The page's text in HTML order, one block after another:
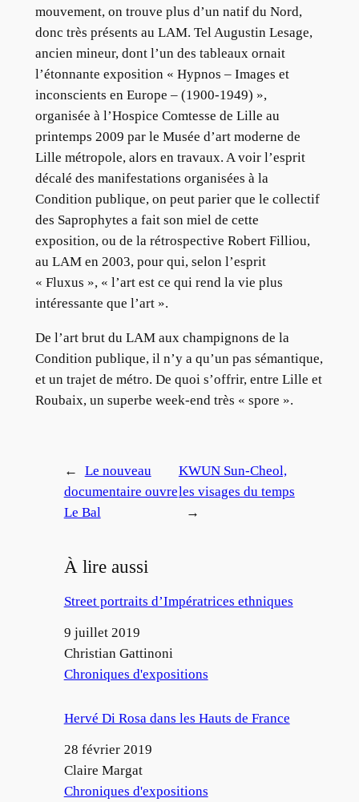
mouvement, on trouve plus d’un natif du Nord,
donc très présents au LAM. Tel Augustin Lesage,
ancien mineur, dont l’un des tableaux ornait
l’étonnante exposition « Hypnos – Images et
inconscients en Europe – (1900-1949) »,
organisée à l’Hospice Comtesse de Lille au
printemps 2009 par le Musée d’art moderne de
Lille métropole, alors en travaux. A voir l’esprit
décalé des manifestations organisées à la
Condition publique, on peut parier que le collectif
des Saprophytes a fait son miel de cette
exposition, ou de la rétrospective Robert Filliou,
au LAM en 2003, pour qui, selon l’esprit
« Fluxus », « l’art est ce qui rend la vie plus
intéressante que l’art ».
De l’art brut du LAM aux champignons de la
Condition publique, il n’y a qu’un pas sémantique,
et un trajet de métro. De quoi s’offrir, entre Lille et
Roubaix, un superbe week-end très « spore ».
←
Le nouveau
documentaire ouvre
Le Bal
KWUN Sun-Cheol,
les visages du temps
→
À lire aussi
Street portraits d’Impératrices ethniques
Date
9 juillet 2019
Auteur
Christian Gattinoni
Par rapport à
Chroniques d'expositions
Hervé Di Rosa dans les Hauts de France
Date
28 février 2019
Auteur
Claire Margat
Par rapport à
Chroniques d'expositions